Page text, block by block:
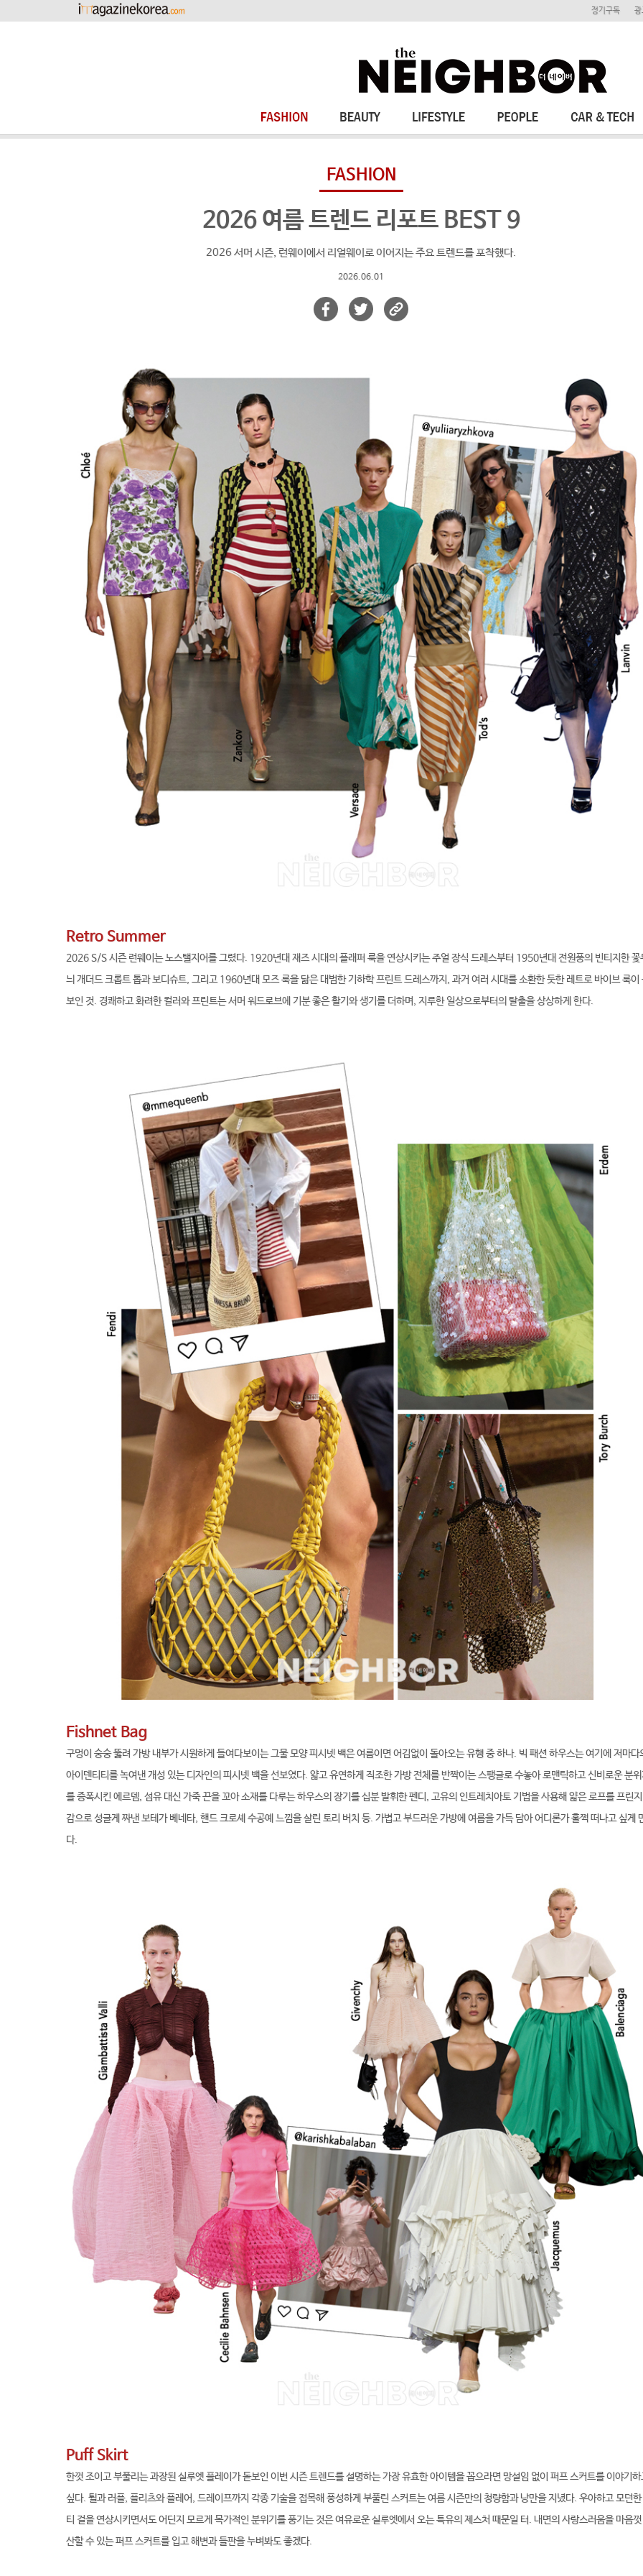
정기구독
FASHION
2026 여름 트렌드 리포트 BEST 9
2026 서머 시즌, 런웨이에서 리얼웨이로 이어지는 주요 트렌드를 포착했다.
2026.06.01
Retro Summer
2026 S/S 시즌 런웨이는 노스탤지어를 그렸다. 1920년대 재즈 시대의 플래퍼 룩을 연상시키는 주얼 장식 드레스부터 1950년대 전원풍의 빈티지한 꽃
늬 개더드 크롭트 톱과 보디슈트, 그리고 1960년대 모즈 룩을 닮은 대범한 기하학 프린트 드레스까지, 과거 여러 시대를 소환한 듯한 레트로 바이브 룩이
보인 것. 경쾌하고 화려한 컬러와 프린트는 서머 워드로브에 기분 좋은 활기와 생기를 더하며, 지루한 일상으로부터의 탈출을 상상하게 한다.
Fishnet Bag
구멍이 숭숭 뚫려 가방 내부가 시원하게 들여다보이는 그물 모양 피시넷 백은 여름이면 어김없이 돌아오는 유행 중 하나. 빅 패션 하우스는 여기에 저마다
아이덴티티를 녹여낸 개성 있는 디자인의 피시넷 백을 선보였다. 얇고 유연하게 직조한 가방 전체를 반짝이는 스팽글로 수놓아 로맨틱하고 신비로운 분
를 증폭시킨 에르뎀, 섬유 대신 가죽 끈을 꼬아 소재를 다루는 하우스의 장기를 십분 발휘한 펜디, 고유의 인트레치아토 기법을 사용해 얇은 로프를 프린
감으로 성글게 짜낸 보테가 베네타, 핸드 크로셰 수공예 느낌을 살린 토리 버치 등. 가볍고 부드러운 가방에 여름을 가득 담아 어디론가 훌쩍 떠나고 싶게
다.
Puff Skirt
한껏 조이고 부풀리는 과장된 실루엣 플레이가 돋보인 이번 시즌 트렌드를 설명하는 가장 유효한 아이템을 꼽으라면 망설임 없이 퍼프 스커트를 이야기하
싶다. 튈과 러플, 플리츠와 플레어, 드레이프까지 각종 기술을 접목해 풍성하게 부풀린 스커트는 여름 시즌만의 청량함과 낭만을 지녔다. 우아하고 모던
티 걸을 연상시키면서도 어딘지 모르게 목가적인 분위기를 풍기는 것은 여유로운 실루엣에서 오는 특유의 제스처 때문일 터. 내면의 사랑스러움을 마음
산할 수 있는 퍼프 스커트를 입고 해변과 들판을 누벼봐도 좋겠다.